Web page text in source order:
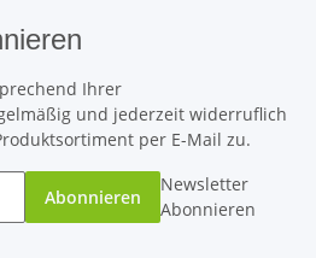
Ihrer
und jederzeit widerruflich
per E-Mail zu.
Abonnieren
Newsletter
Abonnieren